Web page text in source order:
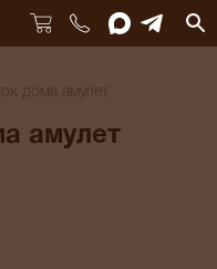
дома амулет
амулет